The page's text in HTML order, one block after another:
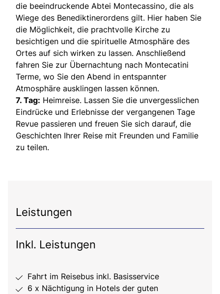
die beeindruckende Abtei Montecassino, die als
Wiege des Benediktinerordens gilt. Hier haben Sie
die Möglichkeit, die prachtvolle Kirche zu
besichtigen und die spirituelle Atmosphäre des
Ortes auf sich wirken zu lassen. Anschließend
fahren Sie zur Übernachtung nach Montecatini
Terme, wo Sie den Abend in entspannter
Atmosphäre ausklingen lassen können.
7. Tag: Heimreise. Lassen Sie die unvergesslichen
Eindrücke und Erlebnisse der vergangenen Tage
Revue passieren und freuen Sie sich darauf, die
Geschichten Ihrer Reise mit Freunden und Familie
zu teilen.
Leistungen
Inkl. Leistungen
Fahrt im Reisebus inkl. Basisservice
6 x Nächtigung in Hotels der guten